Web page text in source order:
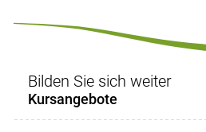
Bilden Sie sich weiter
Kursangebote